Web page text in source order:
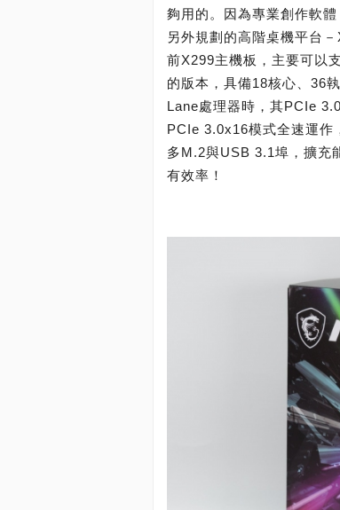
夠用的。因為專業創作軟
另外規劃的高階桌機平台
前X299主機板，主要可以
的版本，具備18核心、36
Lane處理器時，其PCIe
PCIe 3.0x16模式全速運作
多M.2與USB 3.1埠，擴充
有效率！